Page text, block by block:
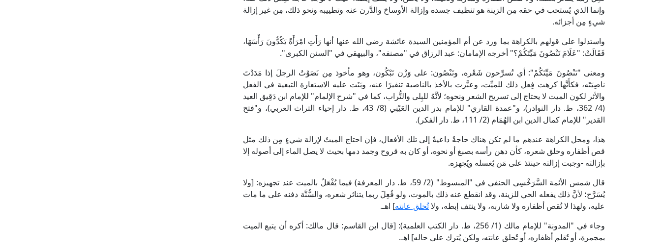
وإنما الذي يُستحب في حقه مِن الزينة هو تنظيف جسده وإزالة الأوساخ والدَّرن عنه وتطييبه ونحو ذلك، مِن غير إزالة
شيءٍ مِن أجزائه.
واستدلوا على قولهم بالكراهة بما ورد عن أم المؤمنين السيدة عائشة رضي الله عنها أنها رَأَتِ امْرَأَةً يَكُدُّونَ رَأْسَهَا،
فَقَالَتْ: "عَلَامَ تَنْصُونَ مَيِّتَكُمْ؟" أخرجه الإمامان: عبد الرزاق في "مصنفه"، والبيهقي في "السنن الكبرى".
ومعنى "تَنْصُونَ مَيِّتَكُمْ": أي تُسرِّحون شَعْره، وتَنْصُون: على وَزْن تَبْكُون، وهو مأخوذ مِن نَصَوْتُ الرجلَ إذا مَدَدْتَ
ناصِيَتَه، فكأَنَّها كرهت فِعل ذلك للميِّت، وعبَّرت بالأخذ بالناصية تنفيرًا عنه، وبَنَت عليه الاستعارة التبعية في الفعل
والأثر لكون الميت لا يحتاج إلى تسريح الشعر ونحوه؛ لأنَّهُ للبِلى والتُّراب، كما في "شرح الإلمام" للإمام ابن دَقِيق العيد
(4/ 362، ط. دار النوادر)، و"عمدة القاري" للإمام بدر الدين العَيْنِي (8/ 43، ط. دار إحياء التراث العربي)، و"فتح
القدير" للإمام كمال الدين ابن الهُمَام (2/ 111، ط. دار الفكر).
هذا، ومحل الكراهة عندهم ما لم تكن هناك حاجةٌ داعيةٌ إلى تلك الأفعال، فإن احتاج الميتُ لإزالة شيءٍ مِن ذلك مثل
قص أظفاره وحلق شعره، كأن دهن رأسه بصبغ أو نحوه، أو كان به قروح وجمد دمها بحيث لا يصل الماء إلى أصوله إلا
بإزالته -وجبت إزالته حينئذ على مَن يُغسله ويُجهزه.
قال شمس الأئمة السَّرَخْسِي الحنفي في "المبسوط" (2/ 59، ط. دار المعرفة) فيما يُفْعَلُ بالميت عند تجهيزه: [ولا
يُسَرَّح؛ لأنَّ ذلك يفعله الحي للزينة، وقد انقطع عنه ذلك بالموت، ولو فُعِلَ ربما يتناثر شعره، والسُّنَّة دفنه على ما مات
عليه، ولهذا لا تُقص أظفاره ولا شاربه، ولا ينتف إبطه، ولاتُحلق عانته] اهـ.
وجاء في "المدونة" للإمام مالك (1/ 256، ط. دار الكتب العلمية): [قال ابن القاسم: قال مالك: أكره أن يتبع الميت
بمجمرة، أو تُقلم أظفاره، أو تُحلق عانته، ولكن يُترك على حاله] اهـ.